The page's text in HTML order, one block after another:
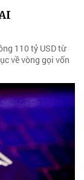
110 tỷ USD từ
về vòng gọi vốn